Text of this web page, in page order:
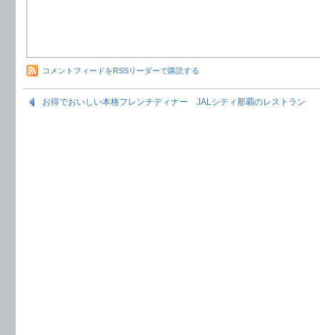
コメントフィードをRSSリーダーで購読する
お得でおいしい本格フレンチディナー JALシティ那覇のレストラン